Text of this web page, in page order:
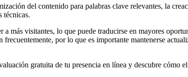
del contenido para palabras clave relevantes, la
técnicas.
más visitantes, lo que puede traducirse en mayores
por lo que es importante mantenerse
gratuita de tu presencia en línea y descubre cómo el